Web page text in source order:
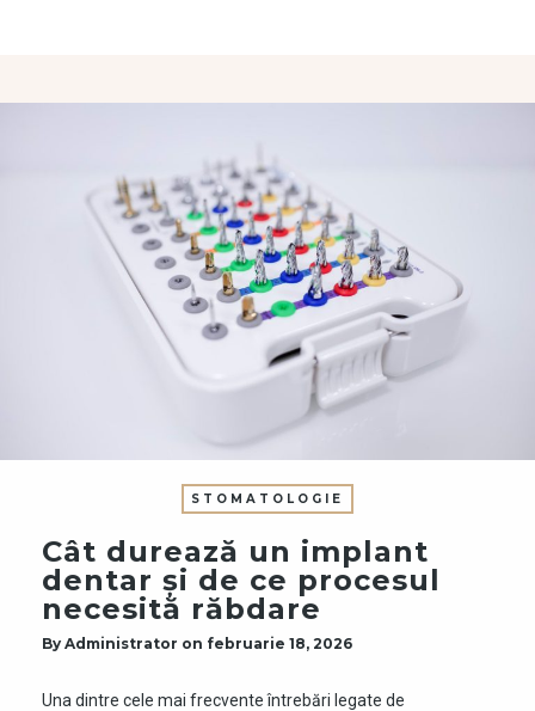
STOMATOLOGIE
Cât durează un implant
dentar și de ce procesul
necesită răbdare
By Administrator on februarie 18, 2026
Una dintre cele mai frecvente întrebări legate de